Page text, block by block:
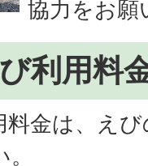
協力をお願
利用料
金は、え